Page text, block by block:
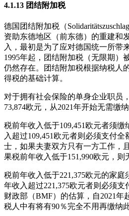
4.1.13 团结附加税
德国团结附加税（
资助东德地区（前东德）的重建和
入，最初是为了应对德国统一所带
1995年起，团结附加税（无限期）
仍然存在。团结附加税根据纳税人
得税的基础计算。
对于拥有社会保险的单身企业职员
73,874欧元，从2021年开始无需缴纳
税前年收入低于109,451欧元者须
入超过109,451欧元者则必须支付全
士，如果夫妻双方只有一方工作，
果税前年收入低于151,990欧元，则
税前年收入低于221,375欧元的家
年收入超过221,375欧元者则必须
财政部（BMF）的估算，自2021年
税人中有将有90％完全不用再缴纳此